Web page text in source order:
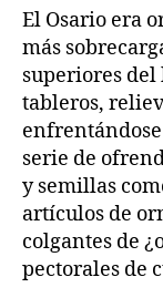
El Osario era
más
superiores del
tableros,
serie de
y semillas
artículos de
colgantes de
pectorales de